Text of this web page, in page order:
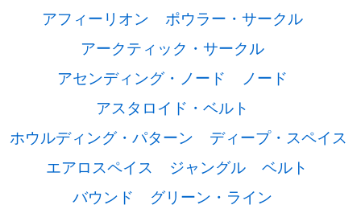
アフィーリオン
ポウラー・サークル
アークティック・サークル
アセンディング・ノード
ノード
アスタロイド・ベルト
ホウルディング・パターン
ディープ・スペイス
エアロスペイス
ジャングル
ベルト
バウンド
グリーン・ライン